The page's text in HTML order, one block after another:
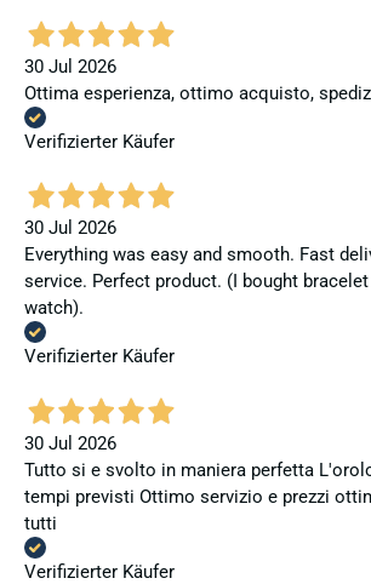
30 Jul 2026
Ottima esperienza, ottimo acquisto,
Verifizierter Käufer
30 Jul 2026
Everything was easy and smooth. Fast
service. Perfect product. (I bought
watch).
Verifizierter Käufer
30 Jul 2026
Tutto si e svolto in maniera perfetta
tempi previsti Ottimo servizio e prezzi
tutti
Verifizierter Käufer